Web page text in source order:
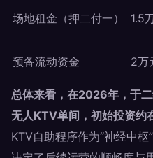
场地租金（押二付一） 1.5
预备流动资金 2万
总体来看，在2026年，于
无人KTV单间，初始投资约
KTV自助程序作为“神经中